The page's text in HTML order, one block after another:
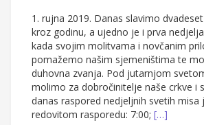
1. rujna 2019. Danas slavimo
kroz godinu, a ujedno je i prva
kada svojim molitvama i novčanim
pomažemo našim sjemeništima te
duhovna zvanja. Pod jutarnjom
molimo za dobročinitelje naše crkve i
danas raspored nedjeljnih svetih misa
redovitom rasporedu: 7:00; […]